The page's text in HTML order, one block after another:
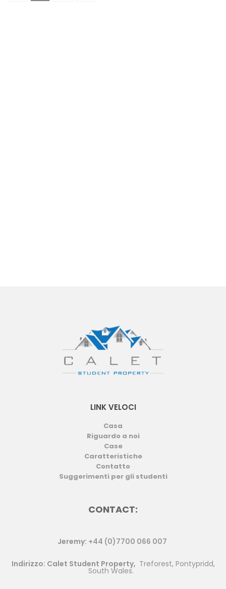
LINK VELOCI
Casa
Riguardo a noi
Case
Caratteristiche
Contatto
Suggerimenti per gli studenti
CONTACT:
Jeremy: +44 (0)7700 066 007
Indirizzo: Calet Student Property, Treforest, Pontypridd,
South Wales.